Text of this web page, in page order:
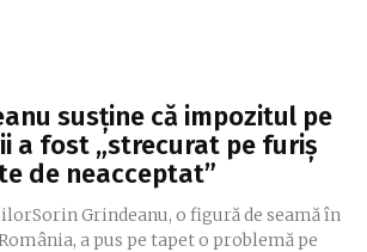
susține că impozitul pe
a fost „strecurat pe furiș
de neacceptat”
Grindeanu, o figură de seamă în
a pus pe tapet o problemă pe